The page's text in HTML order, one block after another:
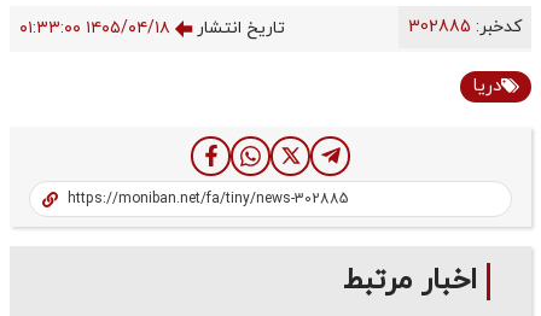
کدخبر: تاریخ انتشار ۱۴۰۵/۰۴/۱۸ ۰۱:۳۳:۰۰
دریا
اخبار مرتبط